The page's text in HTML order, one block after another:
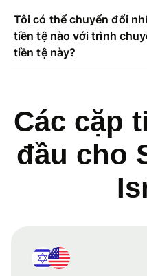
Tôi có thể chuyển đổi
tiền tệ nào với trình
tiền tệ này?
Các cặp
đầu cho